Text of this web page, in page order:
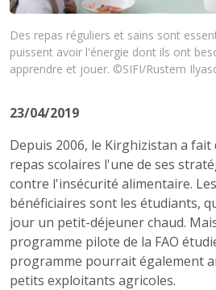
Des repas réguliers et sains sont
puissent avoir l'énergie dont ils ont
apprendre et jouer. ©SIFI/Rustem
23/04/2019
Depuis 2006, le Kirghizistan a
repas scolaires l'une de ses
contre l'insécurité alimentaire.
bénéficiaires sont les étudiants,
jour un petit-déjeuner chaud.
programme pilote de la FAO
programme pourrait également
petits exploitants agricoles.